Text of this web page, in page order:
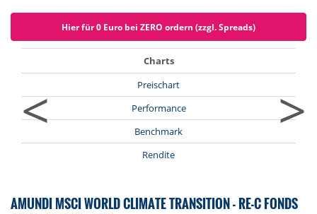
Hier für 0 Euro bei ZERO ordern (zzgl. Spreads)
<
Charts
Preischart
Performance
Benchmark
Rendite
>
AMUNDI MSCI WORLD CLIMATE TRANSITION - RE-C FONDS